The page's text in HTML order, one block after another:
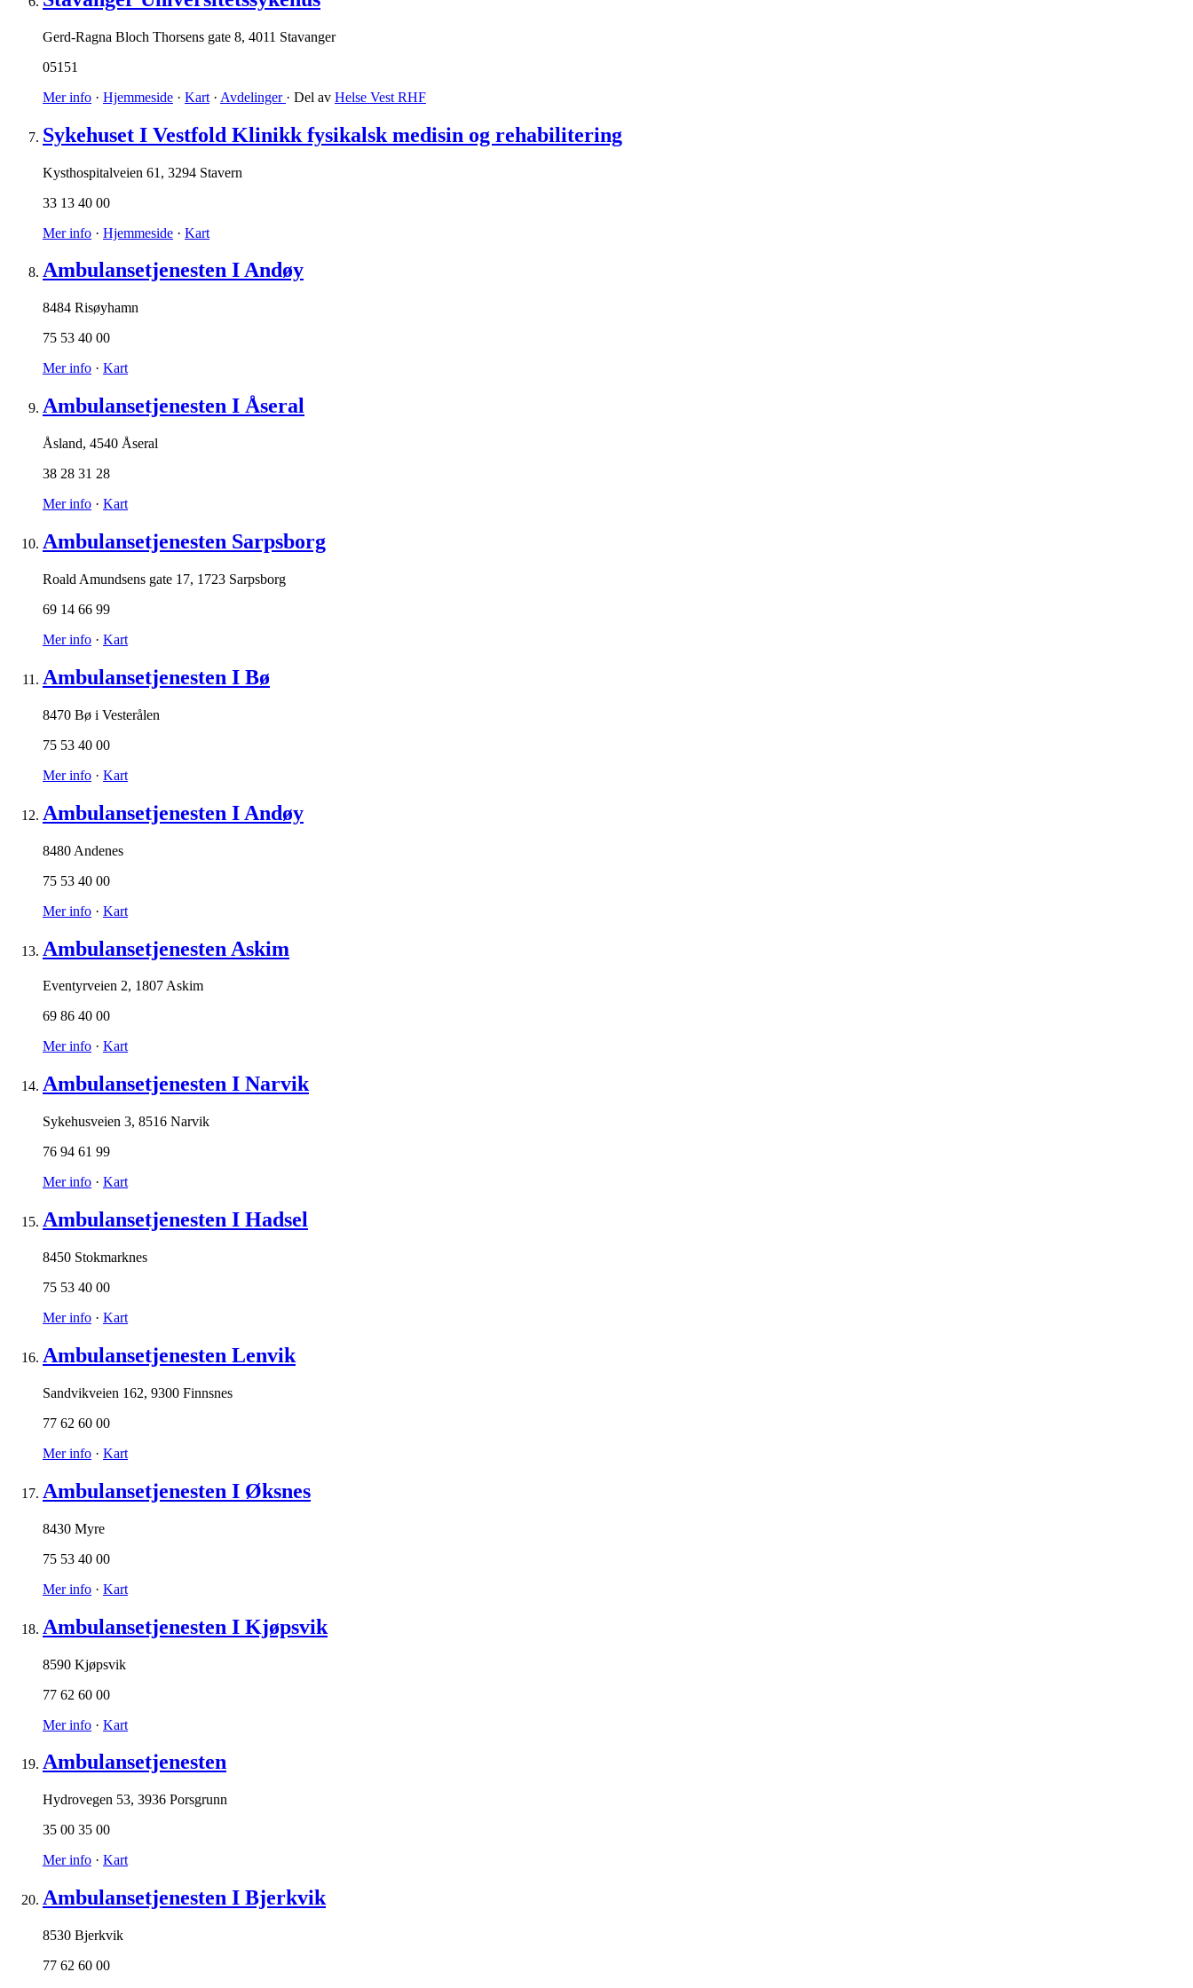
Gerd-Ragna Bloch Thorsens gate 8, 4011 Stavanger
05151
Mer info · Hjemmeside · Kart · Avdelinger · Del av Helse Vest RHF
Sykehuset I Vestfold Klinikk fysikalsk medisin og rehabilitering
Kysthospitalveien 61 , 3294 Stavern
33 13 40 00
Mer info · Hjemmeside · Kart
Ambulansetjenesten I Andøy
8484 Risøyhamn
75 53 40 00
Mer info · Kart
Ambulansetjenesten I Åseral
Åsland, 4540 Åseral
38 28 31 28
Mer info · Kart
Ambulansetjenesten Sarpsborg
Roald Amundsens gate 17, 1723 Sarpsborg
69 14 66 99
Mer info · Kart
Ambulansetjenesten I Bø
8470 Bø i Vesterålen
75 53 40 00
Mer info · Kart
Ambulansetjenesten I Andøy
8480 Andenes
75 53 40 00
Mer info · Kart
Ambulansetjenesten Askim
Eventyrveien 2, 1807 Askim
69 86 40 00
Mer info · Kart
Ambulansetjenesten I Narvik
Sykehusveien 3, 8516 Narvik
76 94 61 99
Mer info · Kart
Ambulansetjenesten I Hadsel
8450 Stokmarknes
75 53 40 00
Mer info · Kart
Ambulansetjenesten Lenvik
Sandvikveien 162, 9300 Finnsnes
77 62 60 00
Mer info · Kart
Ambulansetjenesten I Øksnes
8430 Myre
75 53 40 00
Mer info · Kart
Ambulansetjenesten I Kjøpsvik
8590 Kjøpsvik
77 62 60 00
Mer info · Kart
Ambulansetjenesten
Hydrovegen 53, 3936 Porsgrunn
35 00 35 00
Mer info · Kart
Ambulansetjenesten I Bjerkvik
8530 Bjerkvik
77 62 60 00